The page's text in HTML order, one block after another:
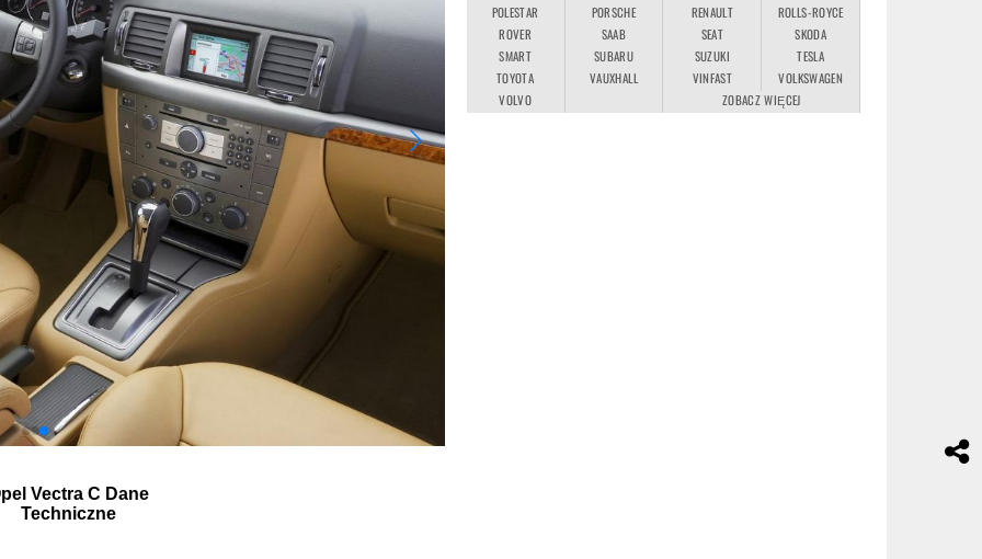
Vectra C Dane
Techniczne
POLESTAR
PORSCHE RENAULT
ROLLS-ROYCE
ROVER
SAAB SEAT
SKODA
SMART
SUBARU SUZUKI
TESLA
TOYOTA
VAUXHALL VINFAST
VOLKSWAGEN
VOLVO
ZOBACZ WIĘCEJ